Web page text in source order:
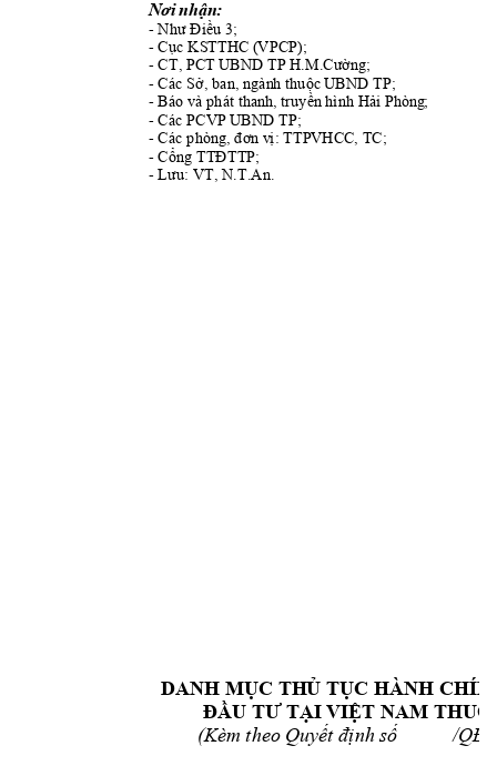
Nơi nhận:
- Như Điều 3;
- Cục KSTTHC (VPCP);
- CT, PCT UBND TP H.M.Cường;
- Các Sở, ban, ngành thuộc UBND TP;
- Báo và phát thanh, truyền hình Hải Phòng;
- Các PCVP UBND TP;
- Các phòng, đơn vị: TTPVHCC, TC;
- Cổng TTĐTTP;
- Lưu: VT, N.T.An.
DANH MỤC THỦ TỤC HÀNH CHÍN
ĐẦU TƯ TẠI VIỆT NAM
(Kèm theo Quyết định số
       /QĐ